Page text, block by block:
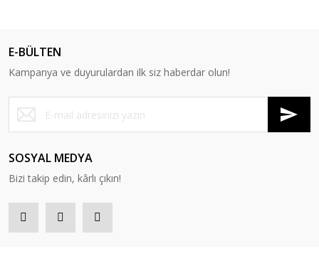
E-BÜLTEN
Kampanya ve duyurulardan ilk siz haberdar olun!
SOSYAL MEDYA
Bizi takip edin, kârlı çıkın!